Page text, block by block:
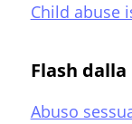
Child abuse
Flash
Abuso